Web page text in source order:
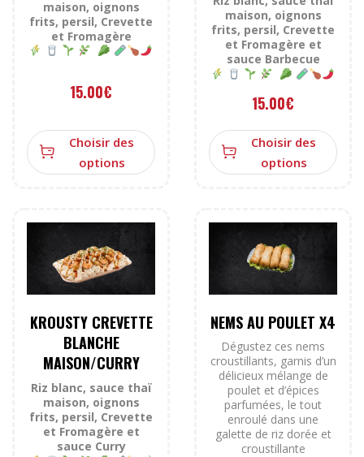
maison, oignons
frits, persil, Crevette
et Fromagère
15.00€
Choisir des
options
maison, oignons
frits, persil, Crevette
et Fromagère et
sauce Barbecue
15.00€
Choisir des
options
KROUSTY CREVETTE
BLANCHE
MAISON/CURRY
Riz blanc, sauce thaï
maison, oignons
frits, persil, Crevette
et Fromagère et
sauce Curry
NEMS AU POULET X4
Dégustez ces nems
croustillants, garnis d’un
délicieux mélange de
poulet et d’épices
parfumées, le tout
enroulé dans une
galette de riz dorée et
croustillante